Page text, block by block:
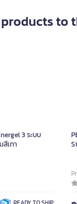
to
3 ระบบ
เทา